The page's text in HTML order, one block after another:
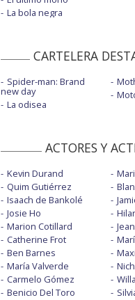
La bola negra
CARTELERA
Spider-man: Brand
new day
La odisea
ACTORES Y
Kevin Durand
Quim Gutiérrez
Isaach de Bankolé
Josie Ho
Marion Cotillard
Catherine Frot
Ben Barnes
María Valverde
Carmelo Gómez
Benicio Del Toro